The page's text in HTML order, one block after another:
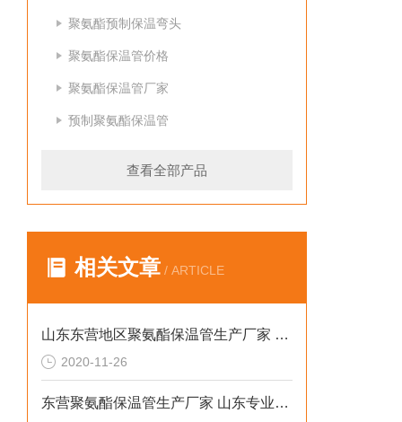
聚氨酯预制保温弯头
聚氨酯保温管价格
聚氨酯保温管厂家
预制聚氨酯保温管
查看全部产品
相关文章 / ARTICLE
山东东营地区聚氨酯保温管生产厂家 山东专业防腐保温材料
2020-11-26
东营聚氨酯保温管生产厂家 山东专业防腐保温材料